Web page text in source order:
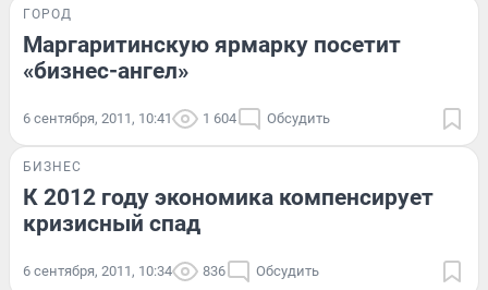
ГОРОД
Маргаритинскую ярмарку посетит
«бизнес-ангел»
6 сентября, 2011, 10:41 1 604 Обсудить
БИЗНЕС
К 2012 году экономика компенсирует
кризисный спад
6 сентября, 2011, 10:34 836 Обсудить